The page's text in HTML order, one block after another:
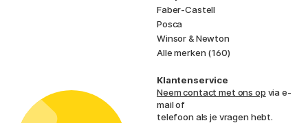
Faber-Castell
Posca
Winsor & Newton
Alle merken (160)
Klantenservice
Neem contact met ons op via e-
mail of
telefoon als je vragen hebt.